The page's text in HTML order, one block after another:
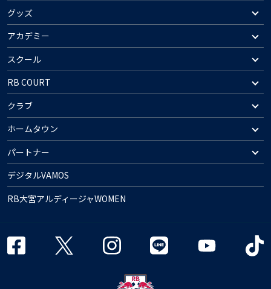
グッズ
アカデミー
スクール
RB COURT
クラブ
ホームタウン
パートナー
デジタルVAMOS
RB大宮アルディージャWOMEN